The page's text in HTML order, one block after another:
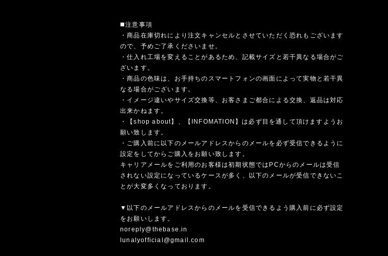
◼️注意事項
・商品在庫切れにより注文キャンセルとさせていただく恐れもございます
ので、予めご了承くださいませ。
・仕入れ工場を変えることがあるため、記載サイズと若干異なる場合がご
ざいます。
・商品の色味は、お手持ちのスマートフォンの画面によって実物と若干異
なる場合がございます。
・イメージ違いやサイズ交換等、お客さまご都合による交換、返品は対応
出来かねます。
・【shop about】、【INFOMATION】は必ず目を通して頂けますようお
願い致します。
・ご購入前に以下のメールアドレスからのメールを必ず受信できるように
設定をしてからご購入をお願い致します。
キャリアメールをご利用のお客様は初期状態ではPCからのメールは受信
されない設定になっているケースが多く、以下のメールが受信できないこ
とが大変多くなっております。
▼以下のメールアドレスからのメールを受信できるよう購入前に必ず設定
をお願いします。
noreply@thebase.in
lunalyofficial@gmail.com